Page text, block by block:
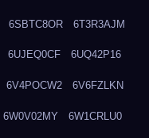
6SBTC8OR 6T3R3AJM
6UJEQ0CF 6UQ42P16
6V4POCW2 6V6FZLKN
6W0V02MY 6W1CRLU0